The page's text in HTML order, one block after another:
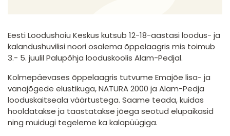
Eesti Loodushoiu Keskus kutsub 12-18-aastasi loodus- ja
kalandushuvilisi noori osalema õppelaagris mis toimub
3.- 5. juulil Palupõhja looduskoolis Alam-Pedjal.
Kolmepäevases õppelaagris tutvume Emajõe lisa- ja
vanajõgede elustikuga, NATURA 2000 ja Alam-Pedja
looduskaitseala väärtustega. Saame teada, kuidas
hooldatakse ja taastatakse jõega seotud elupaikasid
ning muidugi tegeleme ka kalapüügiga.